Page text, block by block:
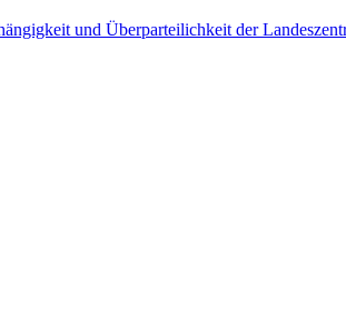
und Überparteilichkeit der